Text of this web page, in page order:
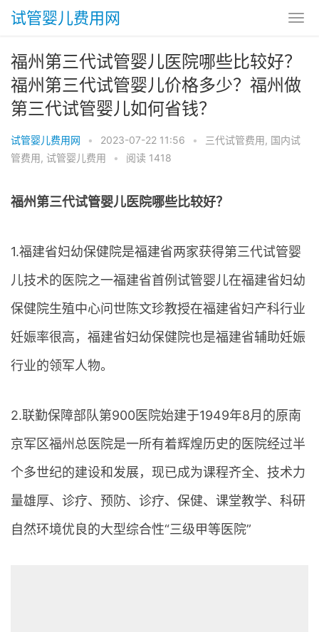
试管婴儿费用网
福州第三代试管婴儿医院哪些比较好？
福州第三代试管婴儿价格多少？福州做
第三代试管婴儿如何省钱？
试管婴儿费用网 • 2023-07-22 11:56 • 三代试管费用, 国内试
管费用, 试管婴儿费用 • 阅读 1418
福州第三代试管婴儿医院哪些比较好？
1.福建省妇幼保健院是福建省两家获得第三代试管婴
儿技术的医院之一福建省首例试管婴儿在福建省妇幼
保健院生殖中心问世陈文珍教授在福建省妇产科行业
妊娠率很高，福建省妇幼保健院也是福建省辅助妊娠
行业的领军人物。
2.联勤保障部队第900医院始建于1949年8月的原南
京军区福州总医院是一所有着辉煌历史的医院经过半
个多世纪的建设和发展，现已成为课程齐全、技术力
量雄厚、诊疗、预防、诊疗、保健、课堂教学、科研
自然环境优良的大型综合性“三级甲等医院”